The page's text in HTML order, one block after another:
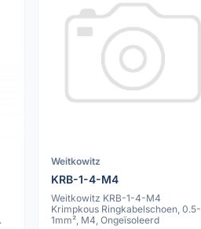
Weitkowitz
KRB-1-4-M4
Weitkowitz KRB-1-4-M4
Krimpkous Ringkabelschoen, 0.5-
1mm², M4, Ongeïsoleerd